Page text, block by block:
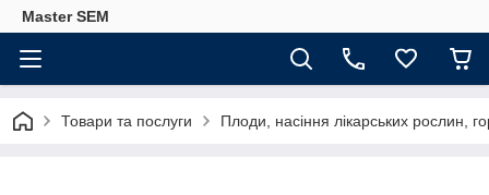
Master SEM
Товари та послуги Плоди, насіння лікарських рослин,